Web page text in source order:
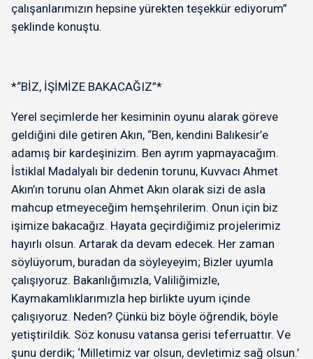
çalışanlarımızın hepsine yürekten teşekkür ediyorum”
şeklinde konuştu.
*“BİZ, İŞİMİZE BAKACAĞIZ”*
Yerel seçimlerde her kesiminin oyunu alarak göreve
geldiğini dile getiren Akın, “Ben, kendini Balıkesir’e
adamış bir kardeşinizim. Ben ayrım yapmayacağım.
İstiklal Madalyalı bir dedenin torunu, Kuvvacı Ahmet
Akın’ın torunu olan Ahmet Akın olarak sizi de asla
mahcup etmeyeceğim hemşehrilerim. Onun için biz
işimize bakacağız. Hayata geçirdiğimiz projelerimiz
hayırlı olsun. Artarak da devam edecek. Her zaman
söylüyorum, buradan da söyleyeyim; Bizler uyumla
çalışıyoruz. Bakanlığımızla, Valiliğimizle,
Kaymakamlıklarımızla hep birlikte uyum içinde
çalışıyoruz. Neden? Çünkü biz böyle öğrendik, böyle
yetiştirildik. Söz konusu vatansa gerisi teferruattır. Ve
şunu derdik; ‘Milletimiz var olsun, devletimiz sağ olsun.’